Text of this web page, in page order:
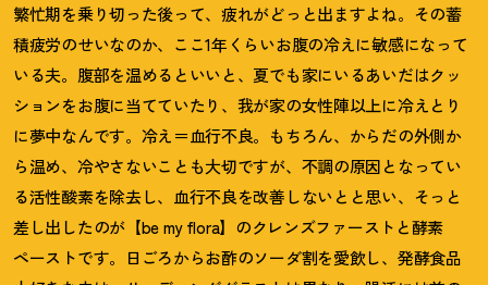
繁忙期を乗り切った後って、疲れがどっと出ますよね。その蓄
積疲労のせいなのか、ここ1年くらいお腹の冷えに敏感になって
いる夫。腹部を温めるといいと、夏でも家にいるあいだはクッ
ションをお腹に当てていたり、我が家の女性陣以上に冷えとり
に夢中なんです。冷え＝血行不良。もちろん、からだの外側か
ら温め、冷やさないことも大切ですが、不調の原因となってい
る活性酸素を除去し、血行不良を改善しないとと思い、そっと
差し出したのが【be my flora】のクレンズファーストと酵素
ペーストです。日ごろからお酢のソーダ割を愛飲し、発酵食品